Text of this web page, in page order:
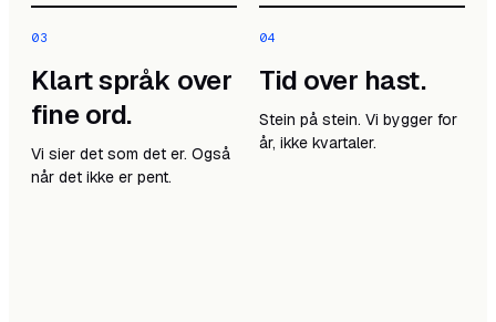
03
Klart språk over
fine ord.
Vi sier det som det er. Også
når det ikke er pent.
04
Tid over hast.
Stein på stein. Vi bygger for
år, ikke kvartaler.